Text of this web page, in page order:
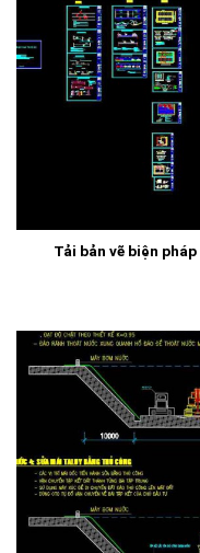
Tải bản vẽ biện